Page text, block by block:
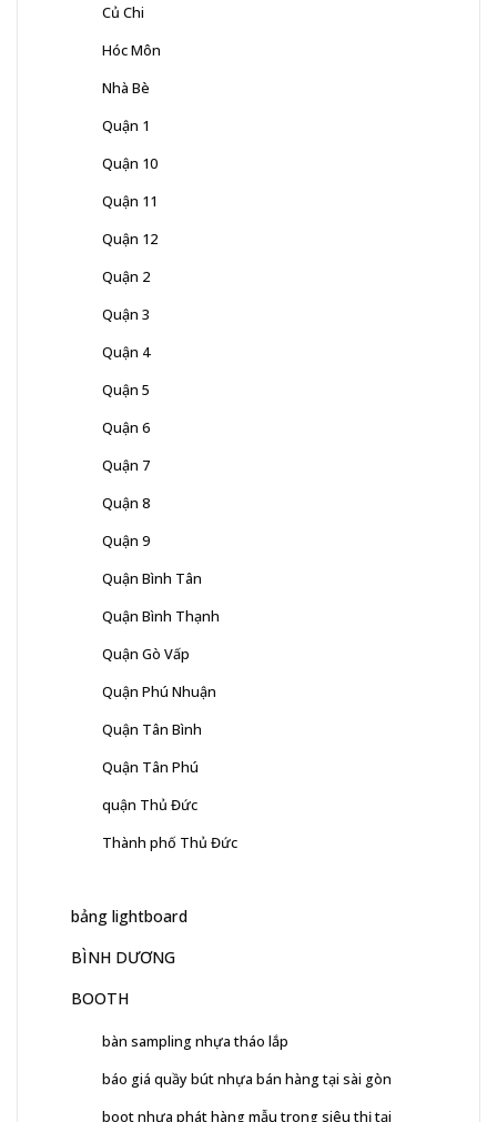
Củ Chi
Hóc Môn
Nhà Bè
Quận 1
Quận 10
Quận 11
Quận 12
Quận 2
Quận 3
Quận 4
Quận 5
Quận 6
Quận 7
Quận 8
Quận 9
Quận Bình Tân
Quận Bình Thạnh
Quận Gò Vấp
Quận Phú Nhuận
Quận Tân Bình
Quận Tân Phú
quận Thủ Đức
Thành phố Thủ Đức
bảng lightboard
BÌNH DƯƠNG
BOOTH
bàn sampling nhựa tháo lắp
báo giá quầy bút nhựa bán hàng tại sài gòn
boot nhựa phát hàng mẫu trong siêu thị tại